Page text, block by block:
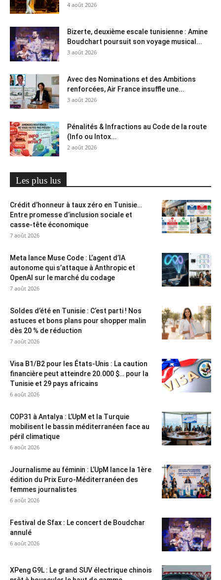
4 août 2026
Bizerte, deuxième escale tunisienne : Amine
Boudchart poursuit son voyage musical...
3 août 2026
Avec des Nominations et des Ambitions
renforcées, Air France insuffle une...
3 août 2026
Pénalités & Infractions au Code de la route
(Info ou Intox...
2 août 2026
Les plus lus
Crédit d’honneur à taux zéro en Tunisie…
Entre promesse d’inclusion sociale et
casse-tête économique
7 août 2026
Meta lance Muse Code : L’agent d’IA
autonome qui s’attaque à Anthropic et
OpenAI sur le marché du codage
7 août 2026
Soldes d’été en Tunisie : C’est parti ! Nos
astuces et bons plans pour shopper malin
dès 20 % de réduction
7 août 2026
Visa B1/B2 pour les États-Unis : La caution
financière peut atteindre 20.000 $… pour la
Tunisie et 29 pays africains
6 août 2026
COP31 à Antalya : L’UpM et la Turquie
mobilisent le bassin méditerranéen face au
péril climatique
6 août 2026
Journalisme au féminin : L’UpM lance la 1ère
édition du Prix Euro-Méditerranéen des
femmes journalistes
6 août 2026
Festival de Sfax : Le concert de Boudchar
annulé
6 août 2026
XPeng G9L : Le grand SUV électrique chinois